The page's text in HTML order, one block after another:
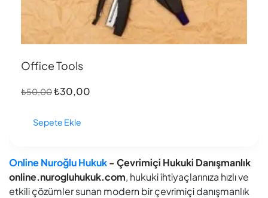
Office Tools
₺50,00₺30,00
Sepete Ekle
Online Nuroğlu Hukuk- Çevrimiçi Hukuki Danışmanlık
online.nurogluhukuk.com, hukuki ihtiyaçlarınıza hızlı ve
etkili çözümler sunan modern bir çevrimiçi danışmanlık